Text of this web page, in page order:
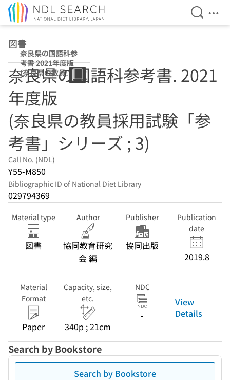
Open
図書
奈良県の国語科参
考書 2021年度版
(奈良県の教員採
用試験「参考書」
シリーズ ; 3)
奈良県の国語科参考書. 2021
年度版
(奈良県の教員採用試験「参
考書」シリーズ ; 3)
Call No. (NDL)
Y55-M850
Bibliographic ID of National Diet Library
029794369
Material type
図書
Author
協同教育研究
会 編
Publisher
協同出版
Publication
date
2019.8
Material
Format
Paper
Capacity, size,
etc.
340p ; 21cm
NDC
-
View
Details
Search by Bookstore
Search by Bookstore